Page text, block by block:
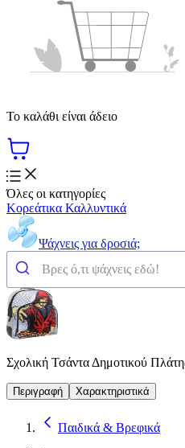
Το καλάθι είναι άδειο
Όλες οι κατηγορίες
Κορεάτικα Καλλυντικά
Ψάχνεις για δροσιά;
Σχολική Τσάντα Δημοτικού
Περιγραφή Χαρακτηριστικά
Παιδικά & Βρεφικά